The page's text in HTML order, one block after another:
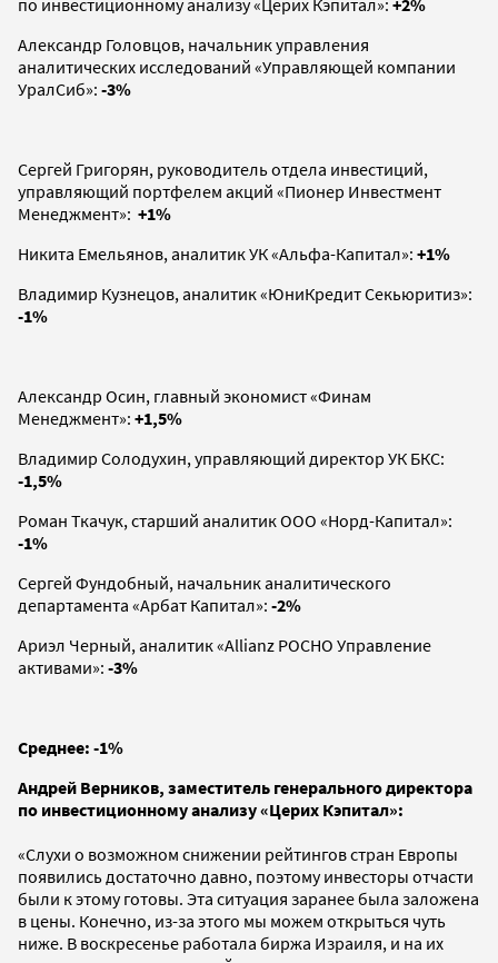
Александр Головцов, начальник управления
аналитических исследований «Управляющей компании
УралСиб»: -3%
Сергей Григорян, руководитель отдела инвестиций,
управляющий портфелем акций «Пионер Инвестмент
Менеджмент»: +1%
Никита Емельянов, аналитик УК «Альфа-Капитал»: +1%
Владимир Кузнецов, аналитик «ЮниКредит Секьюритиз»:
-1%
Александр Осин, главный экономист «Финам
Менеджмент»: +1,5%
Владимир Солодухин, управляющий директор УК БКС:
-1,5%
Роман Ткачук, старший аналитик ООО «Норд-Капитал»:
-1%
Сергей Фундобный, начальник аналитического
департамента «Арбат Капитал»: -2%
Ариэл Черный, аналитик «Allianz РОСНО Управление
активами»: -3%
Среднее: -1%
Андрей Верников, заместитель генерального директора
по инвестиционному анализу «Церих Кэпитал»:
«Слухи о возможном снижении рейтингов стран Европы
появились достаточно давно, поэтому инвесторы отчасти
были к этому готовы. Эта ситуация заранее была заложена
в цены. Конечно, из-за этого мы можем открыться чуть
ниже. В воскресенье работала биржа Израиля, и на их